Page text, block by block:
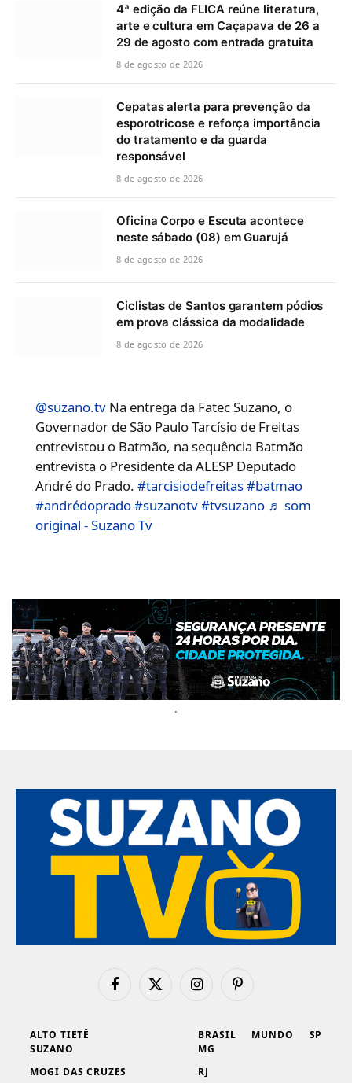
4ª edição da FLICA reúne literatura,
arte e cultura em Caçapava de 26 a
29 de agosto com entrada gratuita
8 de agosto de 2026
Cepatas alerta para prevenção da
esporotricose e reforça importância
do tratamento e da guarda
responsável
8 de agosto de 2026
Oficina Corpo e Escuta acontece
neste sábado (08) em Guarujá
8 de agosto de 2026
Ciclistas de Santos garantem pódios
em prova clássica da modalidade
8 de agosto de 2026
@suzano.tv Na entrega da Fatec Suzano, o
Governador de São Paulo Tarcísio de Freitas
entrevistou o Batmão, na sequência Batmão
entrevista o Presidente da ALESP Deputado
André do Prado.#tarcisiodefreitas#batmao
#andrédoprado#suzanotv#tvsuzano ♬ som
original - Suzano Tv
.
FacebookX
InstagramPinterest
ALTO TIETÊ
SUZANO
MOGI DAS CRUZES
BRASIL
MG
RJ
MUNDO SP